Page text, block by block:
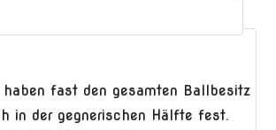
haben fast den gesamten Ballbesitz
in der gegnerischen Hälfte fest.